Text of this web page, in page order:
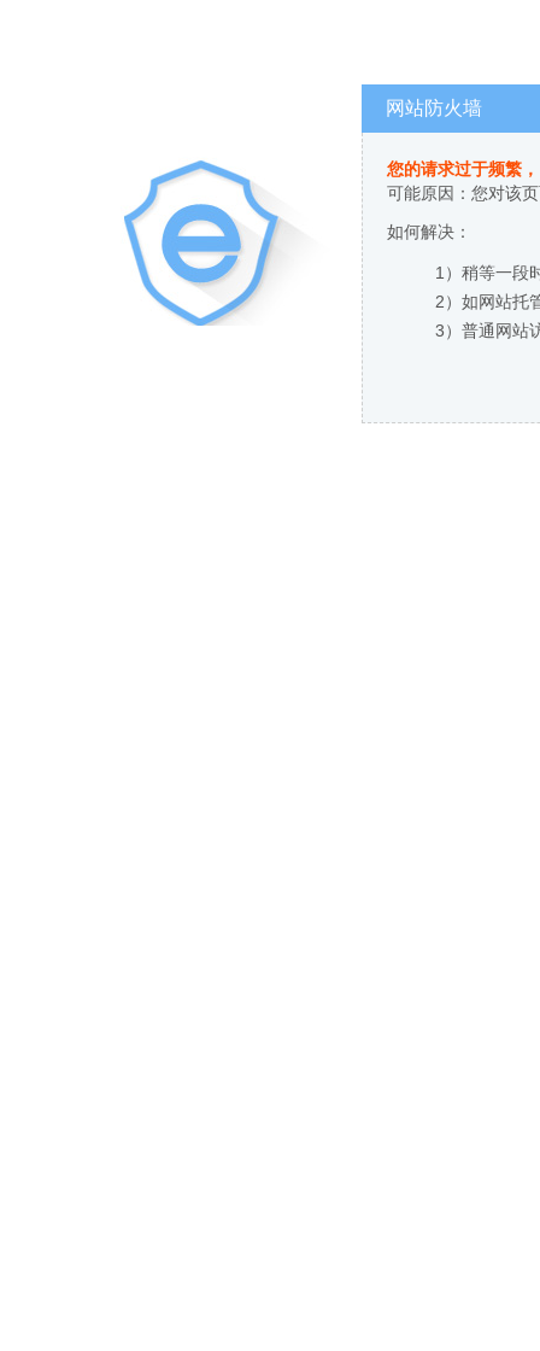
网站防火墙
您的请求过于频繁
可能原因：您对该
如何解决：
1）稍等一段
2）如网站托
3）普通网站